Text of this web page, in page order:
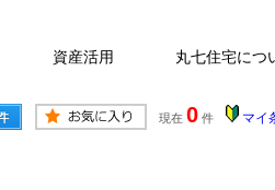
資産活用 丸七住宅につ
現在 0 件 マイ